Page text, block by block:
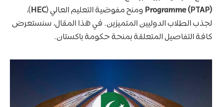
Programme (PTAP) ومنح مفوضية التعليم العالي (HEC)،
لجذب الطلاب الدوليين المتميزين. في هذا المقال، سنستعرض
كافة التفاصيل المتعلقة بمنحة حكومة باكستان.